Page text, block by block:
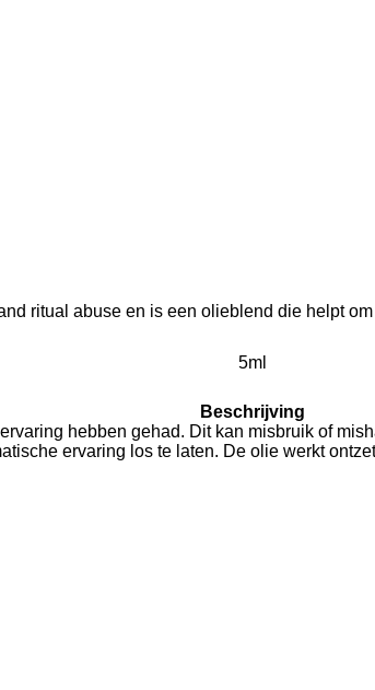
ritual abuse en is een olieblend die helpt
5ml
Beschrijving
hebben gehad. Dit kan misbruik of
ervaring los te laten. De olie werkt